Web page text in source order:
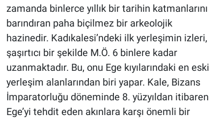
zamanda binlerce yıllık bir tarihin katmanlarını
barındıran paha biçilmez bir arkeolojik
hazinedir. Kadıkalesi’ndeki ilk yerleşimin izleri,
şaşırtıcı bir şekilde M.Ö. 6 binlere kadar
uzanmaktadır. Bu, onu Ege kıyılarındaki en eski
yerleşim alanlarından biri yapar. Kale, Bizans
İmparatorluğu döneminde 8. yüzyıldan itibaren
Ege’yi tehdit eden akınlara karşı önemli bir